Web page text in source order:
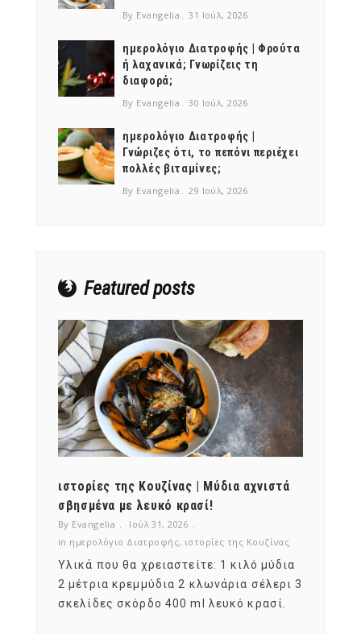
By Evangelia 31 Ιούλ, 2026
ημερολόγιο Διατροφής | Φρούτα
ή λαχανικά; Γνωρίζεις τη
διαφορά;
By Evangelia 30 Ιούλ, 2026
ημερολόγιο Διατροφής |
Γνώριζες ότι, το πεπόνι περιέχει
πολλές βιταμίνες;
By Evangelia 29 Ιούλ, 2026
Featured posts
ιστορίες της Κουζίνας | Μύδια αχνιστά
σβησμένα με λευκό κρασί!
By Evangelia
Ιούλ 31, 2026
in ημερολόγιο Διατροφής, ιστορίες της Κουζίνας
Υλικά που θα χρειαστείτε: 1 κιλό μύδια
2 μέτρια κρεμμύδια 2 κλωνάρια σέλερι 3
σκελίδες σκόρδο 400 ml λευκό κρασί.